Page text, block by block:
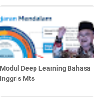
Modul Deep Learning Bahasa
Inggris Mts